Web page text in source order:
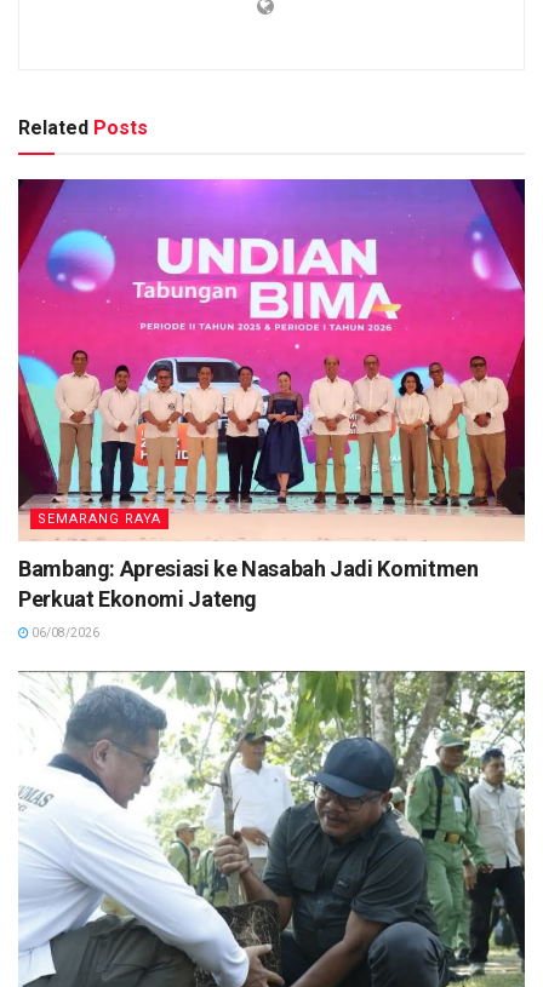
Related Posts
SEMARANG RAYA
Bambang: Apresiasi ke Nasabah Jadi Komitmen
Perkuat Ekonomi Jateng
06/08/2026